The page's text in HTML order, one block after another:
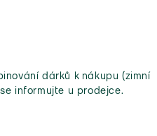
dárků k nákupu (zimní
informujte u prodejce.